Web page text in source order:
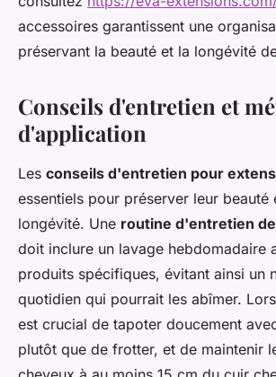
accessoires garantissent une
préservant la beauté et la longévité
Conseils d'entretien et
d'application
Les conseils d'entretien pour
essentiels pour préserver leur beauté
longévité. Une routine d'entretien
doit inclure un lavage hebdomadaire
produits spécifiques, évitant ainsi un
quotidien qui pourrait les abîmer.
est crucial de tapoter doucement
plutôt que de frotter, et de maintenir